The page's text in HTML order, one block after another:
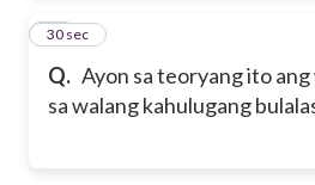
Q. Ayon sa teoryang ito
sa walang kahulugang
20
30 sec